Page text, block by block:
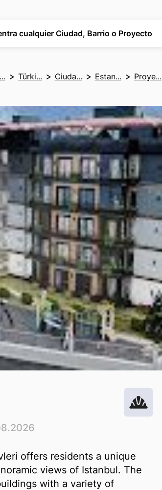
cualquier Ciudad, Barrio o Proyecto
Türki... Ciuda... Estan... Proye...
offers residents a unique
views of Istanbul. The
with a variety of